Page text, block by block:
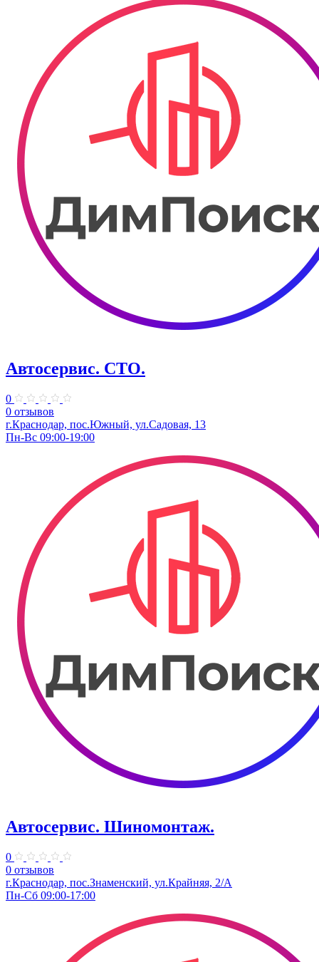
Автосервис. СТО.
0
0 отзывов
г.Краснодар, пос.Южный, ул.Садовая, 13
Пн-Вс 09:00-19:00
Автосервис. Шиномонтаж.
0
0 отзывов
г.Краснодар, пос.Знаменский, ул.Крайняя, 2/А
Пн-Сб 09:00-17:00